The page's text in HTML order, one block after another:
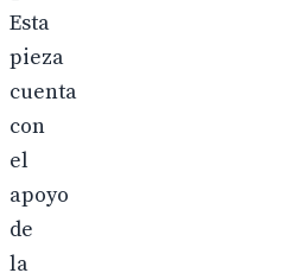
Esta
pieza
cuenta
con
el
apoyo
de
la